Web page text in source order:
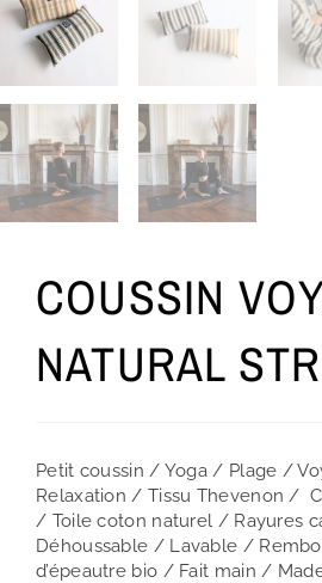
COUSSIN
NATURAL
Petit coussin / Yoga / Plage /
Relaxation / Tissu Thevenon /
/ Toile coton naturel / Rayures
Déhoussable / Lavable /
d’épeautre bio / Fait main /